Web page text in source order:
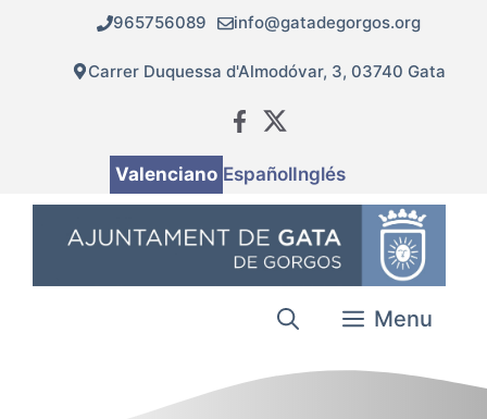
contingut
965756089 info@gatadegorgos.org
Carrer Duquessa d'Almodóvar, 3, 03740 Gata
Valenciano EspañolInglés
Menu